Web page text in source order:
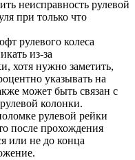
неисправность рулевой
при только что
рулевого колеса
из-за
хотя нужно заметить,
указывать на
может быть связан с
колонки.
рулевой рейки
после прохождения
или не до конца